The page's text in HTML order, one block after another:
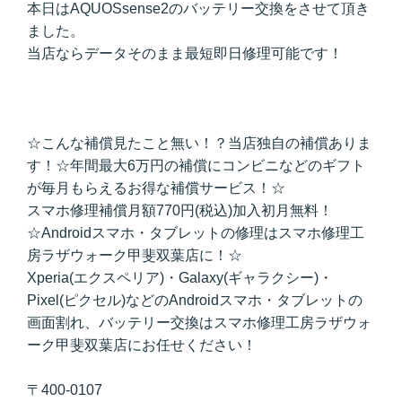
本日はAQUOSsense2のバッテリー交換をさせて頂き
ました。
当店ならデータそのまま最短即日修理可能です！
☆こんな補償見たこと無い！？当店独自の補償ありま
す！☆年間最大6万円の補償にコンビニなどのギフト
が毎月もらえるお得な補償サービス！☆
スマホ修理補償月額770円(税込)加入初月無料！
☆Androidスマホ・タブレットの修理はスマホ修理工
房ラザウォーク甲斐双葉店に！☆
Xperia(エクスペリア)・Galaxy(ギャラクシー)・
Pixel(ピクセル)などのAndroidスマホ・タブレットの
画面割れ、バッテリー交換はスマホ修理工房ラザウォ
ーク甲斐双葉店にお任せください！
〒400-0107